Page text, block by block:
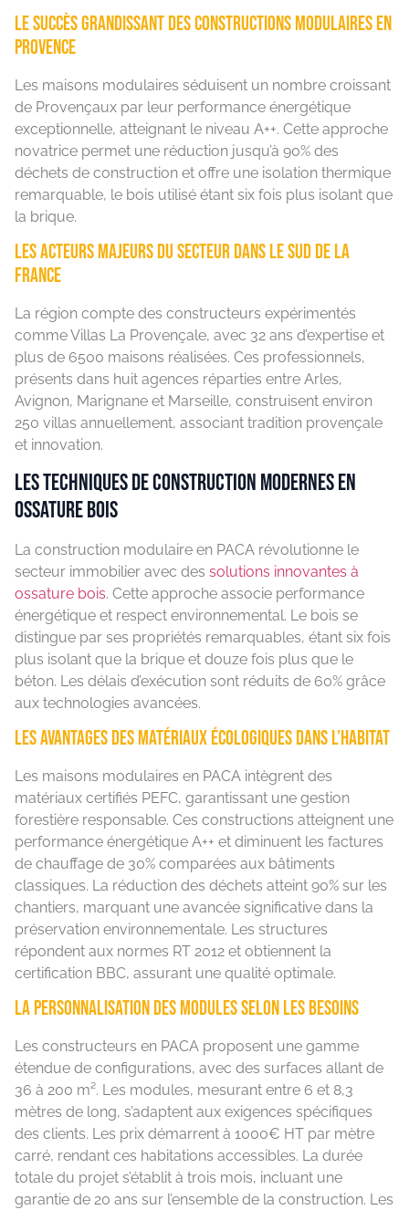
Le succès grandissant des constructions modulaires en
Provence
Les maisons modulaires séduisent un nombre croissant
de Provençaux par leur performance énergétique
exceptionnelle, atteignant le niveau A++. Cette approche
novatrice permet une réduction jusqu’à 90% des
déchets de construction et offre une isolation thermique
remarquable, le bois utilisé étant six fois plus isolant que
la brique.
Les acteurs majeurs du secteur dans le sud de la
France
La région compte des constructeurs expérimentés
comme Villas La Provençale, avec 32 ans d’expertise et
plus de 6500 maisons réalisées. Ces professionnels,
présents dans huit agences réparties entre Arles,
Avignon, Marignane et Marseille, construisent environ
250 villas annuellement, associant tradition provençale
et innovation.
Les techniques de construction modernes en
ossature bois
La construction modulaire en PACA révolutionne le
secteur immobilier avec des solutions innovantes à
ossature bois. Cette approche associe performance
énergétique et respect environnemental. Le bois se
distingue par ses propriétés remarquables, étant six fois
plus isolant que la brique et douze fois plus que le
béton. Les délais d’exécution sont réduits de 60% grâce
aux technologies avancées.
Les avantages des matériaux écologiques dans l’habitat
Les maisons modulaires en PACA intègrent des
matériaux certifiés PEFC, garantissant une gestion
forestière responsable. Ces constructions atteignent une
performance énergétique A++ et diminuent les factures
de chauffage de 30% comparées aux bâtiments
classiques. La réduction des déchets atteint 90% sur les
chantiers, marquant une avancée significative dans la
préservation environnementale. Les structures
répondent aux normes RT 2012 et obtiennent la
certification BBC, assurant une qualité optimale.
La personnalisation des modules selon les besoins
Les constructeurs en PACA proposent une gamme
étendue de configurations, avec des surfaces allant de
36 à 200 m². Les modules, mesurant entre 6 et 8,3
mètres de long, s’adaptent aux exigences spécifiques
des clients. Les prix démarrent à 1000€ HT par mètre
carré, rendant ces habitations accessibles. La durée
totale du projet s’établit à trois mois, incluant une
garantie de 20 ans sur l’ensemble de la construction. Les